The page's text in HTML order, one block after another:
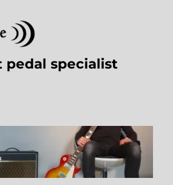
pedal specialist